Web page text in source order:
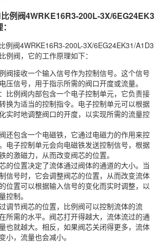
例阀4WRKE16R3-200L-3X/6EG24EK3
例阀4WRKE16R3-200L-3X/6EG24EK31/A1D3
例阀，它的工作原理如下：
阀接收一个输入信号作为控制信号。这个信号
压信号，用于指示所需的阀口开度或流量。
比例阀内部包含一个电子控制单元，它负责接
换为适当的控制指令。电子控制单元可以根据
实时地调整阀口的开度，以实现所需的流量控
还包含一个电磁铁，它通过电磁力的作用来控
电子控制单元会向电磁铁发送控制信号，根据
的激磁力，从而改变阀芯的位置。
的位置决定了流体通过阀体的通道的大小。当
信号时，它会调整阀芯的位置，从而改变流体
位置可以根据输入信号的变化而实时调整，以
控制。
调节阀芯的位置，比例阀可以控制流体的流
所需的水平。阀芯打开得越大，流体流过的通
也就越大。相反，如果阀芯关闭得更多，流体
小，流量也会减小。